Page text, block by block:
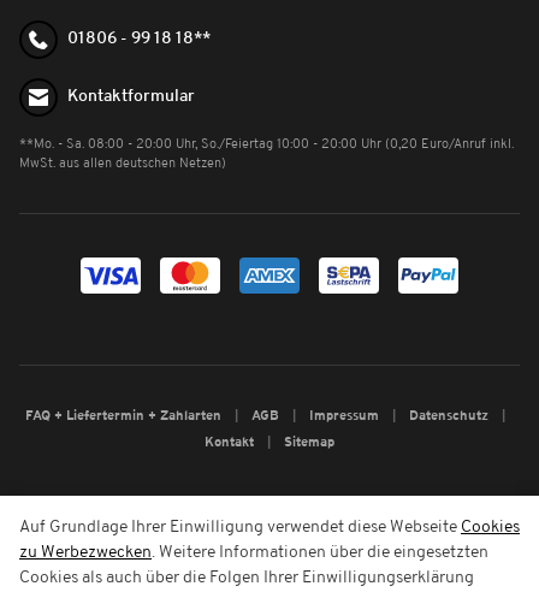
01806 - 99 18 18**
Kontaktformular
**Mo. - Sa. 08:00 - 20:00 Uhr, So./Feiertag 10:00 - 20:00 Uhr (0,20 Euro/Anruf inkl.
MwSt. aus allen deutschen Netzen)
FAQ + Liefertermin + Zahlarten AGB Impressum
Datenschutz
Kontakt
Sitemap
Auf Grundlage Ihrer Einwilligung verwendet diese Webseite Cookies
zu Werbezwecken. Weitere Informationen über die eingesetzten
Cookies als auch über die Folgen Ihrer Einwilligungserklärung